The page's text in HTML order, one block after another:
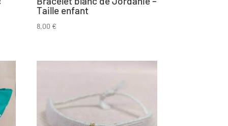
Taille enfant
8,00 €